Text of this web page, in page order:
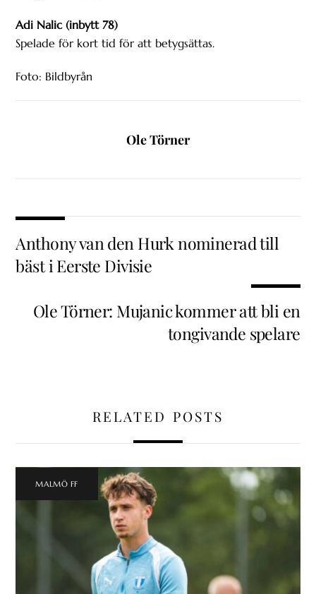
Adi Nalic (inbytt 78)
Spelade för kort tid för att betygsättas.
Foto: Bildbyrån
Ole Törner
Anthony van den Hurk nominerad till
bäst i Eerste Divisie
Ole Törner: Mujanic kommer att bli en
tongivande spelare
RELATED POSTS
MALMÖ FF